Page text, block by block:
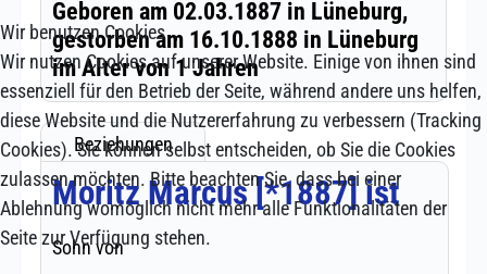
Wir benutzen Cookies
Wir nutzen Cookies auf unserer Website. Einige von ihnen sind
essenziell für den Betrieb der Seite, während andere uns helfen,
diese Website und die Nutzererfahrung zu verbessern (Tracking
Cookies). Sie können selbst entscheiden, ob Sie die Cookies
zulassen möchten. Bitte beachten Sie, dass bei einer
Ablehnung womöglich nicht mehr alle Funktionalitäten der
Seite zur Verfügung stehen.